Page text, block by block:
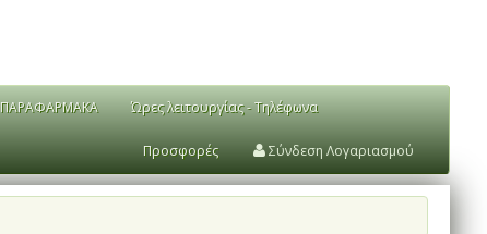
ΠΑΡΑΦΑΡΜΑΚΑ Ώρες λειτουργίας - Τηλέφωνα
Προσφορές Σύνδεση Λογαριασμού